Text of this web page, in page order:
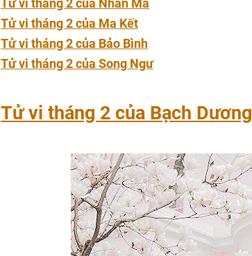
Tử vi tháng 2 của Nhân Mã
Tử vi tháng 2 của Ma Kết
Tử vi tháng 2 của Bảo Bình
Tử vi tháng 2 của Song Ngư
Tử vi tháng 2 của Bạch Dương